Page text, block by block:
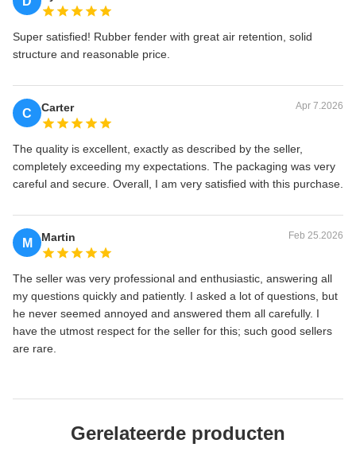
Super satisfied! Rubber fender with great air retention, solid
structure and reasonable price.
C Carter Apr 7.2026
The quality is excellent, exactly as described by the seller,
completely exceeding my expectations. The packaging was very
careful and secure. Overall, I am very satisfied with this purchase.
M Martin Feb 25.2026
The seller was very professional and enthusiastic, answering all
my questions quickly and patiently. I asked a lot of questions, but
he never seemed annoyed and answered them all carefully. I
have the utmost respect for the seller for this; such good sellers
are rare.
Gerelateerde producten